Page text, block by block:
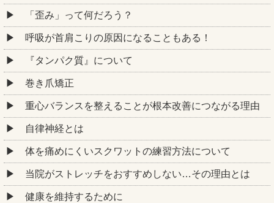
「歪み」って何だろう？
呼吸が首肩こりの原因になることもある！
『タンパク質』について
巻き爪矯正
重心バランスを整えることが根本改善につながる理由
自律神経とは
体を痛めにくいスクワットの練習方法について
当院がストレッチをおすすめしない…その理由とは
健康を維持するために